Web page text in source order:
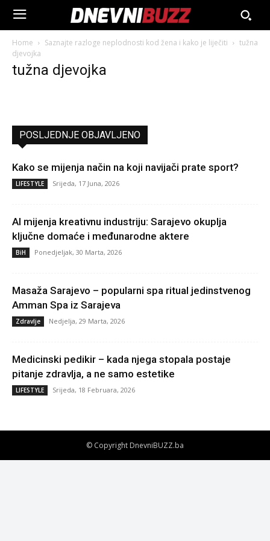
Home Saznajte razloge neplodnosti kod žena i kako je liječiti
tužna
djevojka
tužna djevojka
POSLJEDNJE OBJAVLJENO
Kako se mijenja način na koji navijači prate sport?
LIFESTYLE Srijeda, 17 Juna, 2026
AI mijenja kreativnu industriju: Sarajevo okuplja
ključne domaće i međunarodne aktere
BiH Ponedjeljak, 30 Marta, 2026
Masaža Sarajevo – popularni spa ritual jedinstvenog
Amman Spa iz Sarajeva
Zdravlje Nedjelja, 29 Marta, 2026
Medicinski pedikir – kada njega stopala postaje
pitanje zdravlja, a ne samo estetike
LIFESTYLE Srijeda, 18 Februara, 2026
© Copyright DnevniBUZZ.ba